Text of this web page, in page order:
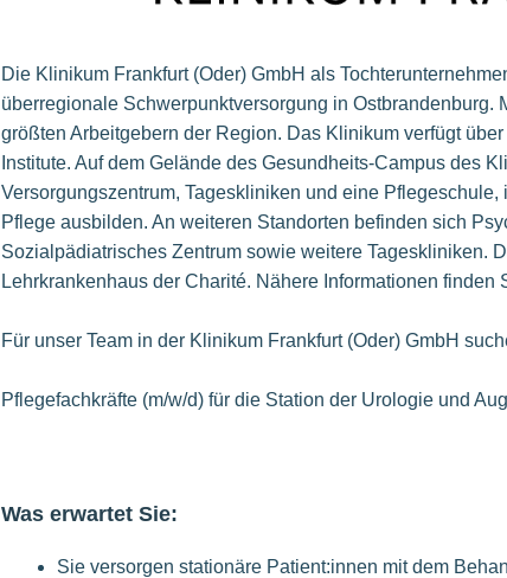
Die Klinikum Frankfurt (Oder) GmbH als
überregionale Schwerpunktversorgung in Ostbrandenburg.
größten Arbeitgebern der Region. Das Klinikum verfügt
Institute. Auf dem Gelände des Gesundheits-Campus des
Versorgungszentrum, Tageskliniken und eine
Pflege ausbilden. An weiteren Standorten befinden sich
Sozialpädiatrisches Zentrum sowie weitere Tageskliniken.
Lehrkrankenhaus der Charité. Nähere Informationen finden
Für unser Team in der Klinikum Frankfurt (Oder) GmbH
Pflegefachkräfte (m/w/d) für die Station der Urologie und
Was erwartet Sie:
Sie versorgen stationäre Patient:innen mit dem